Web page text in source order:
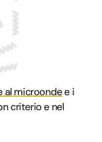
al microondee i
criterio e nel